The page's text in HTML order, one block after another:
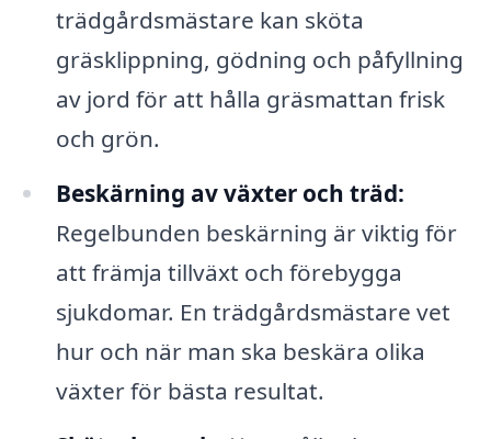
trädgårdsmästare kan sköta
gräsklippning, gödning och påfyllning
av jord för att hålla gräsmattan frisk
och grön.
Beskärning av växter och träd:
Regelbunden beskärning är viktig för
att främja tillväxt och förebygga
sjukdomar. En trädgårdsmästare vet
hur och när man ska beskära olika
växter för bästa resultat.